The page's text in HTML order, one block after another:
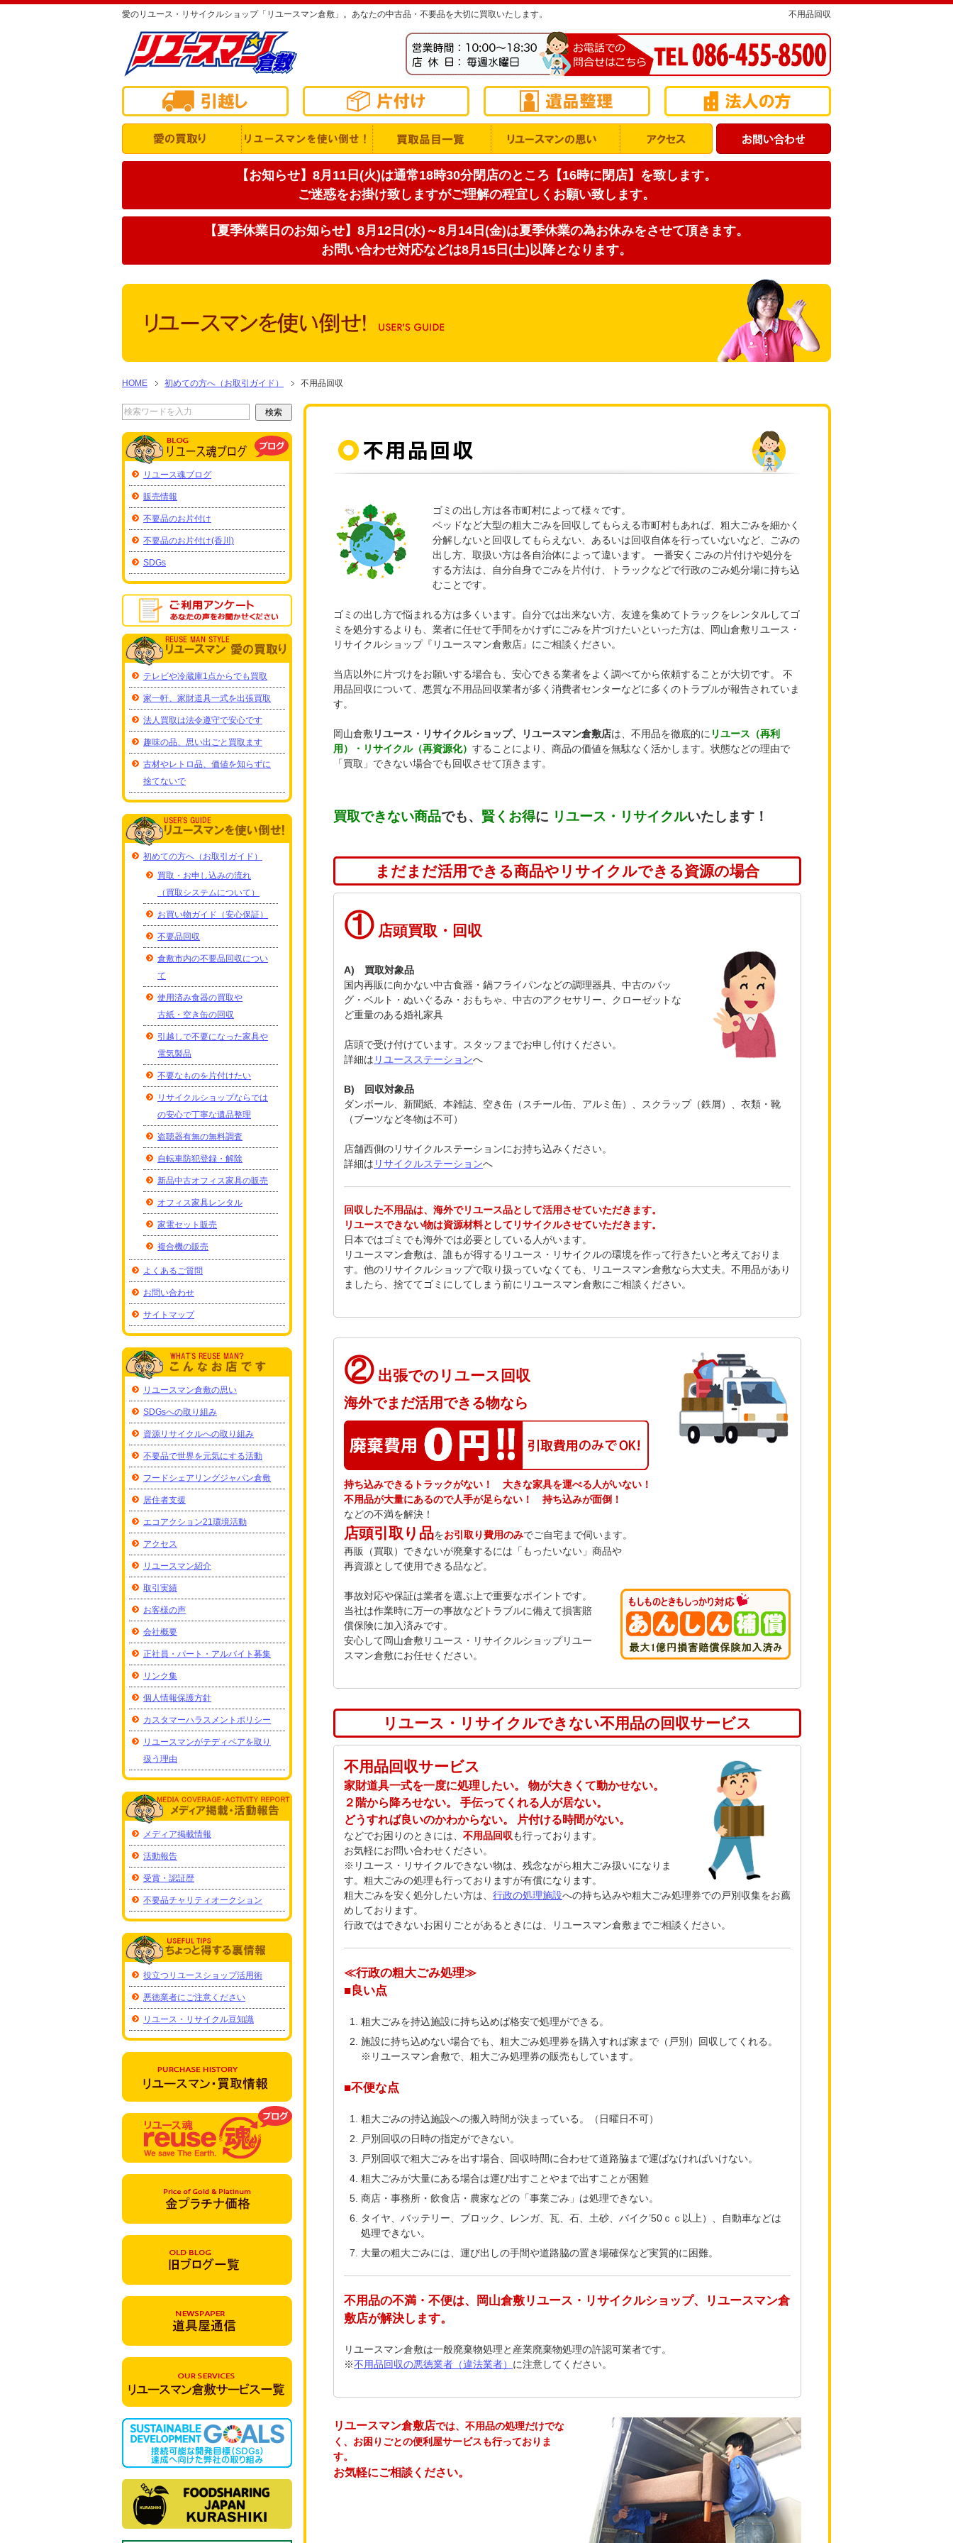
愛のリユース・リサイクルショップ「リユースマン倉敷」。あなたの中古品・不要品を大切に買取いたします。 不用品回収
【お知らせ】8月11日(火)は通常18時30分閉店のところ【16時に閉店】を致します。
ご迷惑をお掛け致しますがご理解の程宜しくお願い致します。
【夏季休業日のお知らせ】8月12日(水)～8月14日(金)は夏季休業の為お休みをさせて頂きます。
お問い合わせ対応などは8月15日(土)以降となります。
HOME 初めての方へ（お取引ガイド） 不用品回収
ゴミの出し方は各市町村によって様々です。
ベッドなど大型の粗大ごみを回収してもらえる市町村もあれば、粗大ごみを細かく
分解しないと回収してもらえない、あるいは回収自体を行っていないなど、ごみの
出し方、取扱い方は各自治体によって違います。 一番安くごみの片付けや処分を
する方法は、自分自身でごみを片付け、トラックなどで行政のごみ処分場に持ち込
むことです。
ゴミの出し方で悩まれる方は多くいます。自分では出来ない方、友達を集めてトラックをレンタルしてゴ
ミを処分するよりも、業者に任せて手間をかけずにごみを片づけたいといった方は、岡山倉敷リユース・
リサイクルショップ『リユースマン倉敷店』にご相談ください。
当店以外に片づけをお願いする場合も、安心できる業者をよく調べてから依頼することが大切です。 不
用品回収について、悪質な不用品回収業者が多く消費者センターなどに多くのトラブルが報告されていま
す。
岡山倉敷リユース・リサイクルショップ、リユースマン倉敷店は、不用品を徹底的に リユース（再利
用）・リサイクル（再資源化） することにより、商品の価値を無駄なく活かします。状態などの理由で
「買取」できない場合でも回収させて頂きます。
買取できない商品でも、 賢くお得に リユース・リサイクルいたします！
まだまだ活用できる商品やリサイクルできる資源の場合
①店頭買取・回収
A) 買取対象品
国内再販に向かない中古食器・鍋フライパンなどの調理器具、中古のバッ
グ・ベルト・ぬいぐるみ・おもちゃ、中古のアクセサリー、クローゼットな
ど重量のある婚礼家具
店頭で受け付けています。スタッフまでお申し付けください。
詳細は リユースステーションへ
B) 回収対象品
ダンボール、新聞紙、本雑誌、空き缶（スチール缶、アルミ缶）、スクラップ（鉄屑）、衣類・靴
（ブーツなど冬物は不可）
店舗西側のリサイクルステーションにお持ち込みください。
詳細は リサイクルステーションへ
回収した不用品は、海外でリユース品として活用させていただきます。
リユースできない物は資源材料としてリサイクルさせていただきます。
日本ではゴミでも海外では必要としている人がいます。
リユースマン倉敷は、誰もが得するリユース・リサイクルの環境を作って行きたいと考えておりま
す。他のリサイクルショップで取り扱っていなくても、リユースマン倉敷なら大丈夫。不用品があり
ましたら、捨ててゴミにしてしまう前にリユースマン倉敷にご相談ください。
②出張でのリユース回収
海外でまだ活用できる物なら
持ち込みできるトラックがない！ 大きな家具を運べる人がいない！
不用品が大量にあるので人手が足らない！ 持ち込みが面倒！
などの不満を解決！
店頭引取り品をお引取り費用のみでご自宅まで伺います。
再販（買取）できないが廃棄するには「もったいない」商品や
再資源として使用できる品など。
事故対応や保証は業者を選ぶ上で重要なポイントです。
当社は作業時に万一の事故などトラブルに備えて損害賠
償保険に加入済みです。
安心して岡山倉敷リユース・リサイクルショップリユー
スマン倉敷にお任せください。
リユース・リサイクルできない不用品の回収サービス
不用品回収サービス
家財道具一式を一度に処理したい。 物が大きくて動かせない。
２階から降ろせない。 手伝ってくれる人が居ない。
どうすれば良いのかわからない。 片付ける時間がない。
などでお困りのときには、 不用品回収も行っております。
お気軽にお問い合わせください。
※リユース・リサイクルできない物は、残念ながら粗大ごみ扱いになりま
す。粗大ごみの処理も行っておりますが有償になります。
粗大ごみを安く処分したい方は、 行政の処理施設への持ち込みや粗大ごみ処理券での戸別収集をお薦
めしております。
行政ではできないお困りごとがあるときには、リユースマン倉敷までご相談ください。
≪行政の粗大ごみ処理≫
■良い点
粗大ごみを持込施設に持ち込めば格安で処理ができる。
施設に持ち込めない場合でも、粗大ごみ処理券を購入すれば家まで（戸別）回収してくれる。
※リユースマン倉敷で、粗大ごみ処理券の販売もしています。
■不便な点
粗大ごみの持込施設への搬入時間が決まっている。（日曜日不可）
戸別回収の日時の指定ができない。
戸別回収で粗大ごみを出す場合、回収時間に合わせて道路脇まで運ばなければいけない。
粗大ごみが大量にある場合は運び出すことやまで出すことが困難
商店・事務所・飲食店・農家などの「事業ごみ」は処理できない。
タイヤ、バッテリー、ブロック、レンガ、瓦、石、土砂、バイク’50ｃｃ以上）、自動車などは
処理できない。
大量の粗大ごみには、運び出しの手間や道路脇の置き場確保など実質的に困難。
不用品の不満・不便は、岡山倉敷リユース・リサイクルショップ、リユースマン倉
敷店が解決します。
リユースマン倉敷は一般廃棄物処理と産業廃棄物処理の許認可業者です。
※不用品回収の悪徳業者（違法業者） に注意してください。
リユースマン倉敷店では、不用品の処理だけでな
く、お困りごとの便利屋サービスも行っておりま
す。
お気軽にご相談ください。
リユース魂ブログ
販売情報
不要品のお片付け
不要品のお片付け(香川)
SDGs
テレビや冷蔵庫1点からでも買取
家一軒、家財道具一式を出張買取
法人買取は法令遵守で安心です
趣味の品、思い出ごと買取ます
古材やレトロ品、価値を知らずに
捨てないで
初めての方へ（お取引ガイド）
買取・お申し込みの流れ
（買取システムについて）
お買い物ガイド（安心保証）
不要品回収
倉敷市内の不要品回収につい
て
使用済み食器の買取や
古紙・空き缶の回収
引越しで不要になった家具や
電気製品
不要なものを片付けたい
リサイクルショップならでは
の安心で丁寧な遺品整理
盗聴器有無の無料調査
自転車防犯登録・解除
新品中古オフィス家具の販売
オフィス家具レンタル
家電セット販売
複合機の販売
よくあるご質問
お問い合わせ
サイトマップ
リユースマン倉敷の思い
SDGsへの取り組み
資源リサイクルへの取り組み
不要品で世界を元気にする活動
フードシェアリングジャパン倉敷
居住者支援
エコアクション21環境活動
アクセス
リユースマン紹介
取引実績
お客様の声
会社概要
正社員・パート・アルバイト募集
リンク集
個人情報保護方針
カスタマーハラスメントポリシー
リユースマンがテディベアを取り
扱う理由
メディア掲載情報
活動報告
受賞・認証歴
不要品チャリティオークション
役立つリユースショップ活用術
悪徳業者にご注意ください
リユース・リサイクル豆知識